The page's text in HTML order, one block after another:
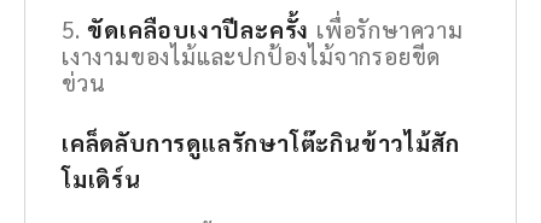
ขัดเคลือบเงาปีละครั้ง เพื่อรักษาความ
เงางามของไม้และปกป้องไม้จากรอยขีด
ข่วน
เคล็ดลับการดูแลรักษาโต๊ะกินข้าวไม้สัก
โมเดิร์น